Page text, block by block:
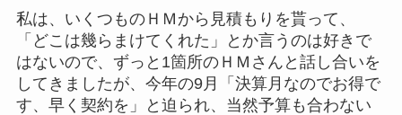
私は、いくつものＨＭから見積もりを貰って、
「どこは幾らまけてくれた」とか言うのは好きで
はないので、ずっと1箇所のＨＭさんと話し合いを
してきましたが、今年の9月「決算月なのでお得で
す、早く契約を」と迫られ、当然予算も合わない